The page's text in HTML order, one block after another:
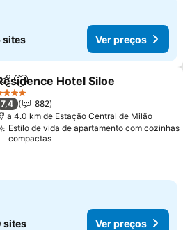
sites Ver preços
Adicionar aos favoritos
Hotel Siloe
Estrelas
7,4
882
a 4.0 km de Estação Central de Milão
Estilo de vida de apartamento com cozinhas
compactas
sites Ver preços